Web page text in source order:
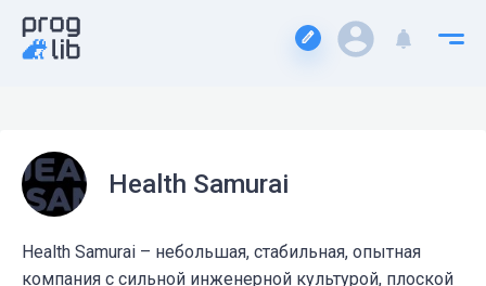
Health Samurai
Health Samurai – небольшая, стабильная, опытная
компания с сильной инженерной культурой, плоской